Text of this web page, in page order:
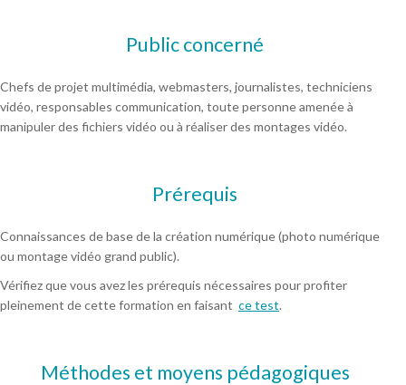
Public concerné
Chefs de projet multimédia, webmasters, journalistes, techniciens
vidéo, responsables communication, toute personne amenée à
manipuler des fichiers vidéo ou à réaliser des montages vidéo.
Prérequis
Connaissances de base de la création numérique (photo numérique
ou montage vidéo grand public).
Vérifiez que vous avez les prérequis nécessaires pour profiter
pleinement de cette formation en faisant ce test.
Méthodes et moyens pédagogiques